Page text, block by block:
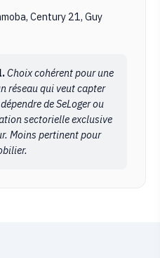
Century 21, Guy
Choix cohérent pour une
réseau qui veut capter
de SeLoger ou
sectorielle exclusive
Moins pertinent pour